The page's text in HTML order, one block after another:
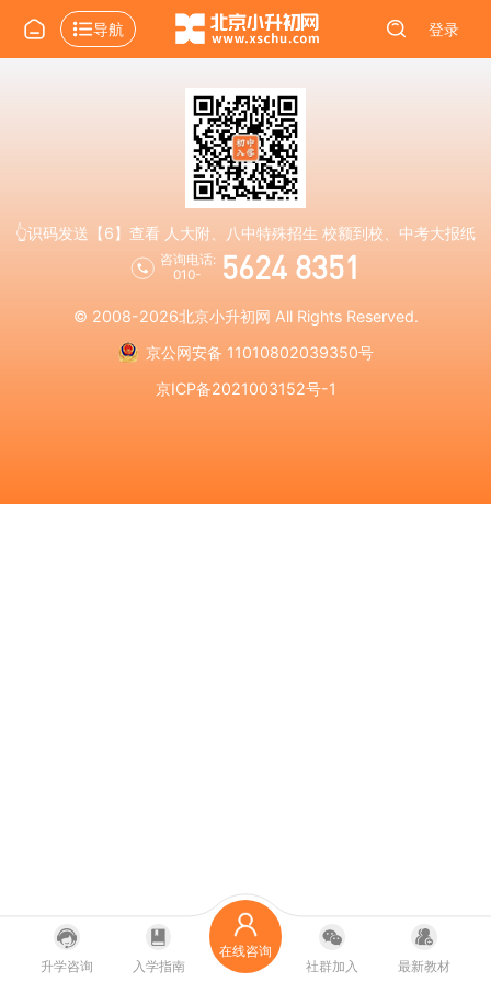
导航 登录
👆识码发送【6】查看 人大附、八中特殊招生 校额到校、中考大报纸
咨询电话:
010-
5624 8351
© 2008-2026北京小升初网 All Rights Reserved.
京公网安备 11010802039350号
京ICP备2021003152号-1
升学咨询 入学指南
在线咨询
社群加入
最新教材